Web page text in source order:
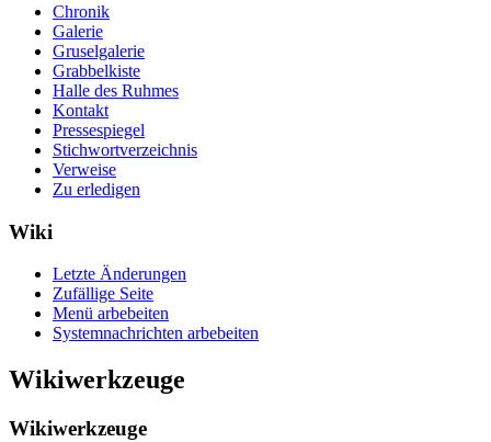
Chronik
Galerie
Gruselgalerie
Grabbelkiste
Halle des Ruhmes
Kontakt
Pressespiegel
Stichwortverzeichnis
Verweise
Zu erledigen
Wiki
Letzte Änderungen
Zufällige Seite
Menü arbebeiten
Systemnachrichten arbebeiten
Wikiwerkzeuge
Wikiwerkzeuge